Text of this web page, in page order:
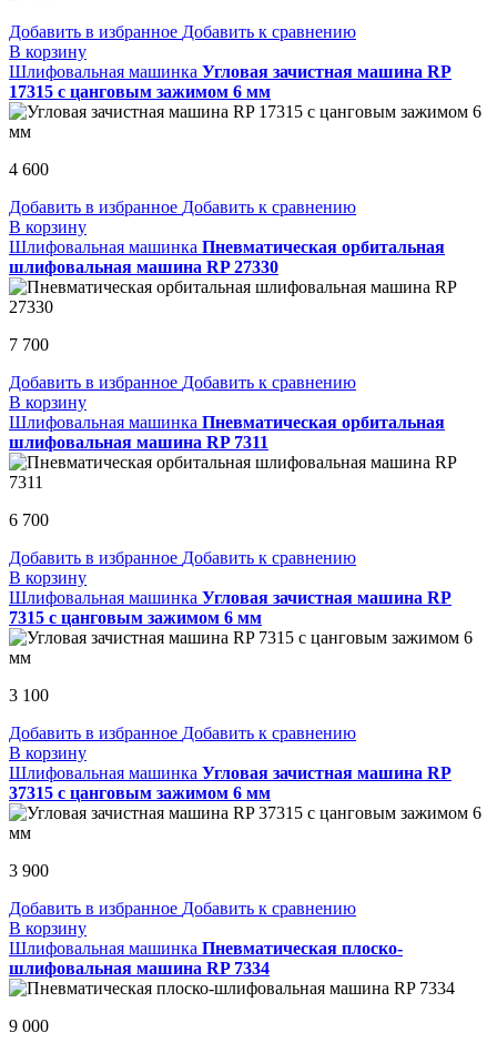
Добавить в избранное Добавить к сравнению
В корзину
Шлифовальная машинка Угловая зачистная машина RP
17315 с цанговым зажимом 6 мм
4 600
Добавить в избранное Добавить к сравнению
В корзину
Шлифовальная машинка Пневматическая орбитальная
шлифовальная машина RP 27330
7 700
Добавить в избранное Добавить к сравнению
В корзину
Шлифовальная машинка Пневматическая орбитальная
шлифовальная машина RP 7311
6 700
Добавить в избранное Добавить к сравнению
В корзину
Шлифовальная машинка Угловая зачистная машина RP
7315 с цанговым зажимом 6 мм
3 100
Добавить в избранное Добавить к сравнению
В корзину
Шлифовальная машинка Угловая зачистная машина RP
37315 с цанговым зажимом 6 мм
3 900
Добавить в избранное Добавить к сравнению
В корзину
Шлифовальная машинка Пневматическая плоско-
шлифовальная машина RP 7334
9 000